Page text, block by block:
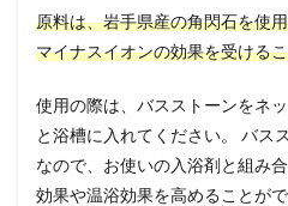
原料は、岩手県産の角閃石を使
マイナスイオンの効果を受ける
使用の際は、バスストーンをネ
と浴槽に入れてください。 バス
なので、お使いの入浴剤と組み
効果や温浴効果を高めることがで